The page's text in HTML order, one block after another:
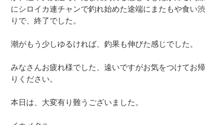
にシロイカ連チャンで釣れ始めた途端にまたもや食い渋
りで、終了でした。
潮がもう少しゆるければ、釣果も伸びた感じでした。
みなさんお疲れ様でした、遠いですがお気をつけてお帰
りください。
本日は、大変有り難うございました。